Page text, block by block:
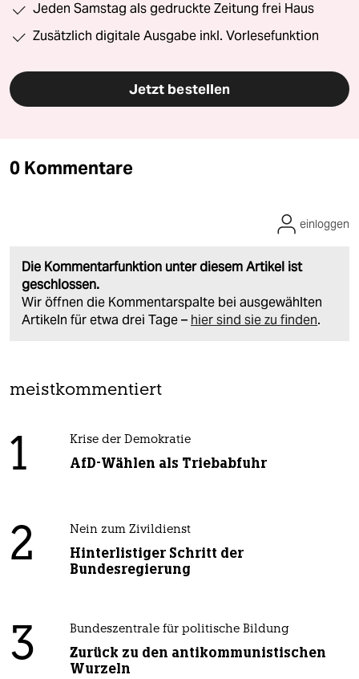
Jeden Samstag als gedruckte Zeitung frei Haus
Zusätzlich digitale Ausgabe inkl. Vorlesefunktion
Jetzt bestellen
0 Kommentare
Die Kommentarfunktion unter diesem Artikel ist
geschlossen.
Wir öffnen die Kommentarspalte bei ausgewählten
Artikeln für etwa drei Tage – hier sind sie zu finden.
einloggen
meistkommentiert
1 Krise der Demokratie
AfD-Wählen als Triebabfuhr
2 Nein zum Zivildienst
Hinterlistiger Schritt der
Bundesregierung
3 Bundeszentrale für politische Bildung
Zurück zu den antikommunistischen
Wurzeln